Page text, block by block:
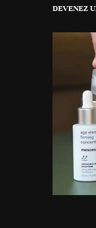
DEVENEZ